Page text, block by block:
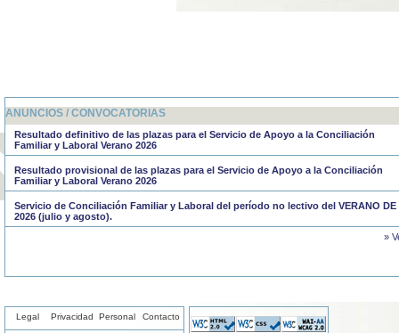
ANUNCIOS / CONVOCATORIAS
Resultado definitivo de las plazas para el Servicio de Apoyo a la Conciliación
Familiar y Laboral Verano 2026
Resultado provisional de las plazas para el Servicio de Apoyo a la Conciliación
Familiar y Laboral Verano 2026
Servicio de Conciliación Familiar y Laboral del período no lectivo del VERANO DE
2026 (julio y agosto).
»
Legal Privacidad Personal Contacto